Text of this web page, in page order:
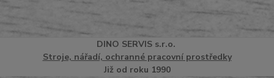
DINO SERVISs.r.o.
Stroje, nářadí, ochranné pracovní prostředky
Již od roku 1990